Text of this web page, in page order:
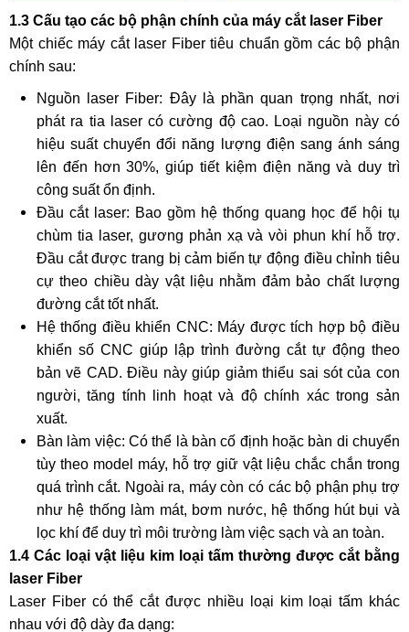
1.3 Cấu tạo các bộ phận chính của máy cắt laser Fiber
Một chiếc máy cắt laser Fiber tiêu chuẩn gồm các bộ phận
chính sau:
Nguồn laser Fiber: Đây là phần quan trọng nhất, nơi
phát ra tia laser có cường độ cao. Loại nguồn này có
hiệu suất chuyển đổi năng lượng điện sang ánh sáng
lên đến hơn 30%, giúp tiết kiệm điện năng và duy trì
công suất ổn định.
Đầu cắt laser: Bao gồm hệ thống quang học để hội tụ
chùm tia laser, gương phản xạ và vòi phun khí hỗ trợ.
Đầu cắt được trang bị cảm biến tự động điều chỉnh tiêu
cự theo chiều dày vật liệu nhằm đảm bảo chất lượng
đường cắt tốt nhất.
Hệ thống điều khiển CNC: Máy được tích hợp bộ điều
khiển số CNC giúp lập trình đường cắt tự động theo
bản vẽ CAD. Điều này giúp giảm thiểu sai sót của con
người, tăng tính linh hoạt và độ chính xác trong sản
xuất.
Bàn làm việc: Có thể là bàn cố định hoặc bàn di chuyển
tùy theo model máy, hỗ trợ giữ vật liệu chắc chắn trong
quá trình cắt. Ngoài ra, máy còn có các bộ phận phụ trợ
như hệ thống làm mát, bơm nước, hệ thống hút bụi và
lọc khí để duy trì môi trường làm việc sạch và an toàn.
1.4 Các loại vật liệu kim loại tấm thường được cắt bằng
laser Fiber
Laser Fiber có thể cắt được nhiều loại kim loại tấm khác
nhau với độ dày đa dạng: